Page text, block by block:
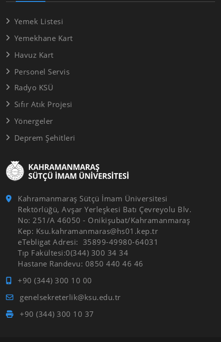
Kahramanmaraş Sütçü İmam Üniversitesi
Rektörlüğü, Avşar Yerleşkesi Batı Çevreyolu Blv.
No: 251/A 46050 - Onikişubat/Kahramanmaraş
Kep: Ksu.kahramanmaras@hs01.kep.tr
eTebligat Adresi: 35899-49980-64031
Tıp Fakültesi:0(344) 300 34 34
Hastane Randevu: 0850 440 46 46
+90 (344) 300 10 00
genelsekreterlik@ksu.edu.tr
+90 (344) 300 10 37
Yemek Listesi
Yemekhane Kart
Havuz Kart
Personel Servis
Radyo KSÜ
Sıfır Atık Projesi
Yönergeler
Deprem Şehitleri